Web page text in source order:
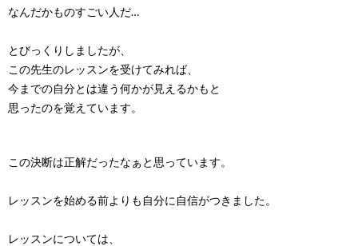
なんだかものすごい人だ…
とびっくりしましたが、
この先生のレッスンを受けてみれば、
今までの自分とは違う何かが見えるかもと
思ったのを覚えています。
この決断は正解だったなぁと思っています。
レッスンを始める前よりも自分に自信がつきました。
レッスンについては、